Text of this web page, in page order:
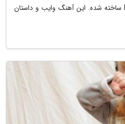
برای بازی Death Stranding ساخته شده. این آهنگ وایب و داستان